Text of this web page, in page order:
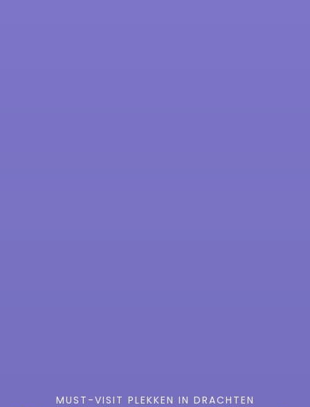
MUST-VISIT PLEKKEN IN DRACHTEN